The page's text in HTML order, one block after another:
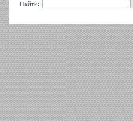
Найти: